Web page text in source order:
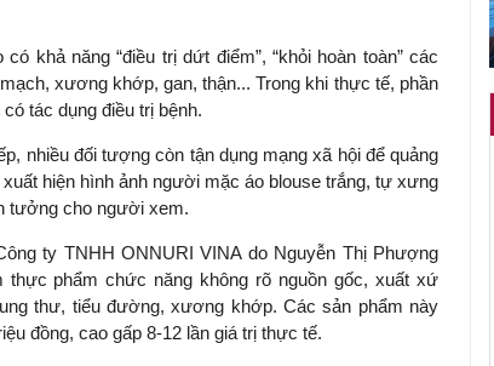
khả năng “điều trị dứt điểm”, “khỏi hoàn toàn” các
xương khớp, gan, thận... Trong khi thực tế, phần
tác dụng điều trị bệnh.
nhiều đối tượng còn tận dụng mạng xã hội để quảng
hiện hình ảnh người mặc áo blouse trắng, tự xưng
tưởng cho người xem.
ty TNHH ONNURI VINA do Nguyễn Thị Phượng
thực phẩm chức năng không rõ nguồn gốc, xuất xứ
thư, tiểu đường, xương khớp. Các sản phẩm này
đồng, cao gấp 8-12 lần giá trị thực tế.